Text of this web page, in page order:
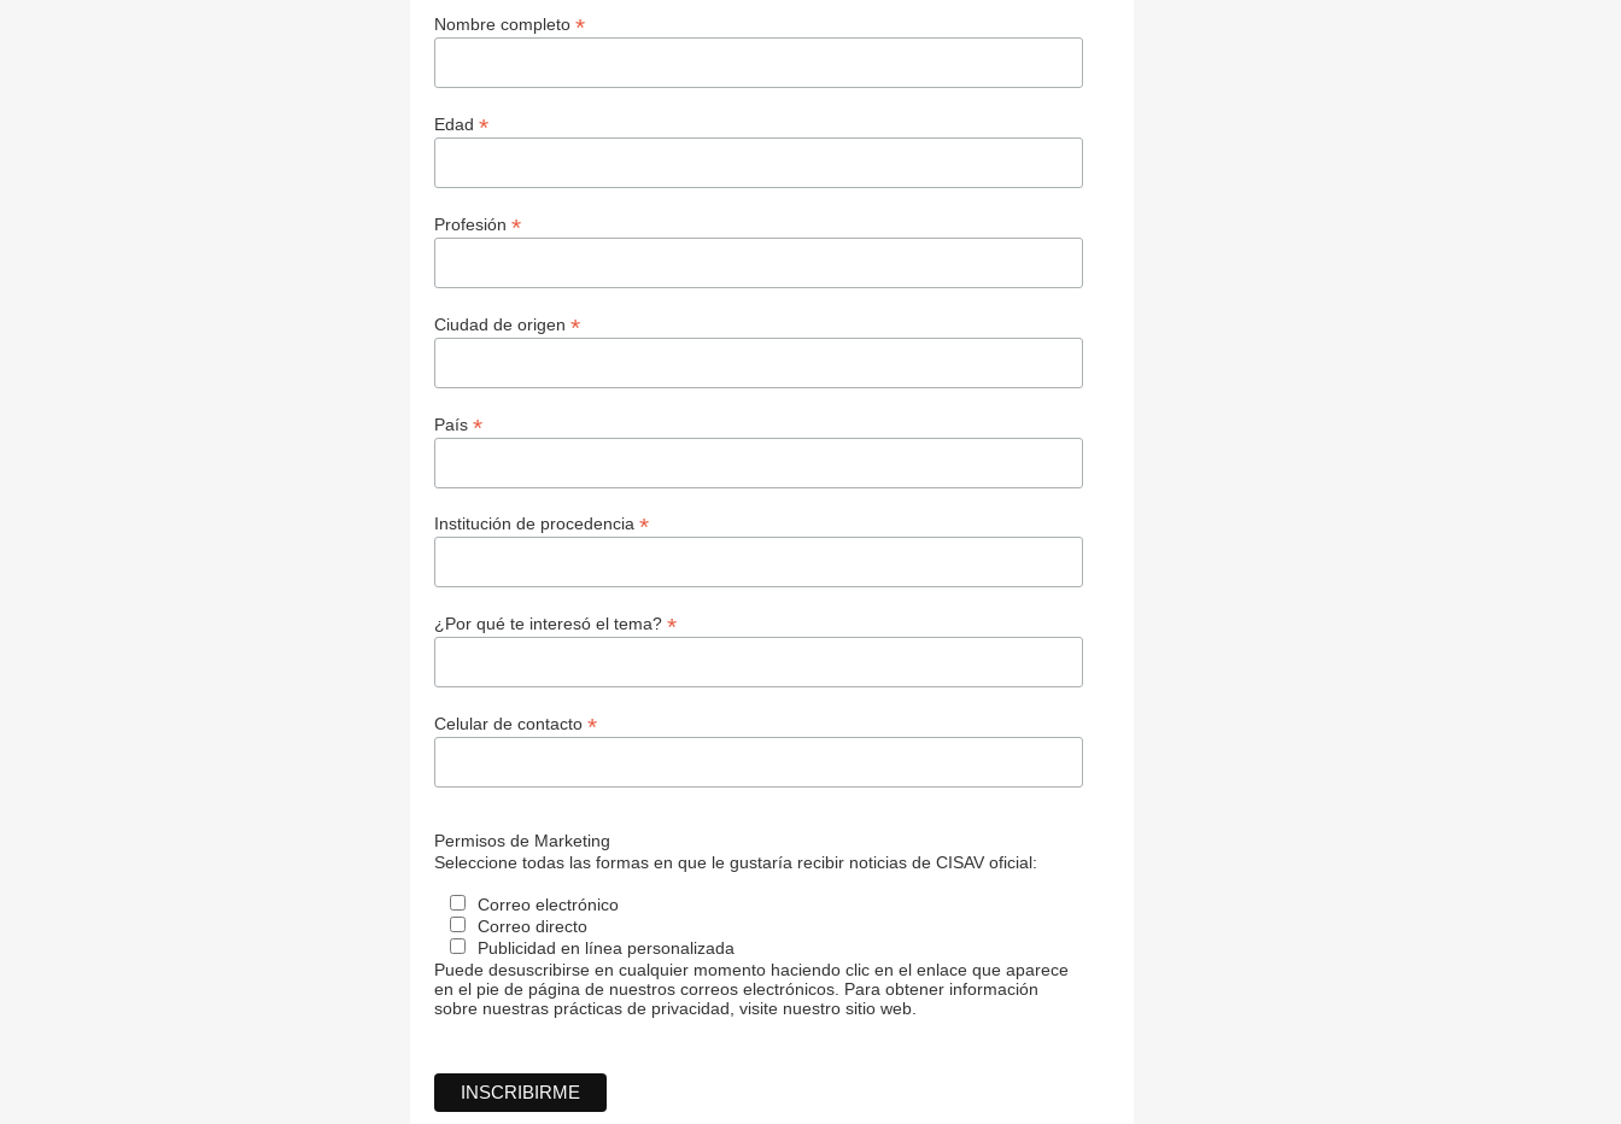
Nombre completo *
Edad *
Profesión *
Ciudad de origen *
País *
Institución de procedencia *
¿Por qué te interesó el tema? *
Celular de contacto *
Permisos de Marketing
Seleccione todas las formas en que le gustaría recibir noticias de CISAV oficial:
Correo electrónico
Correo directo
Publicidad en línea personalizada
Puede desuscribirse en cualquier momento haciendo clic en el enlace que aparece
en el pie de página de nuestros correos electrónicos. Para obtener información
sobre nuestras prácticas de privacidad, visite nuestro sitio web.